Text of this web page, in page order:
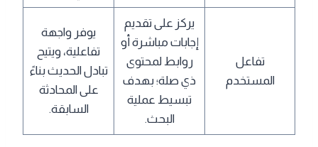
تفاعل
المستخدم
يركز على تقديم
إجابات مباشرة أو
روابط لمحتوى
ذي صلة؛ بهدف
تبسيط عملية
البحث.
يوفر واجهة
تفاعلية، ويتيح
تبادل الحديث بناءً
على المحادثة
السابقة.